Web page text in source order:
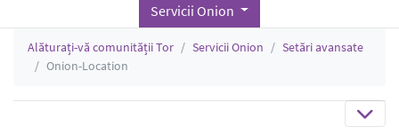
Servicii Onion
Alăturați-vă comunității Tor Servicii Onion
Setări avansate
Onion-Location